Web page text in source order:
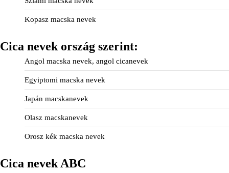
Kopasz macska nevek
Cica nevek ország szerint:
Angol macska nevek, angol cicanevek
Egyiptomi macska nevek
Japán macskanevek
Olasz macskanevek
Orosz kék macska nevek
Cica nevek ABC